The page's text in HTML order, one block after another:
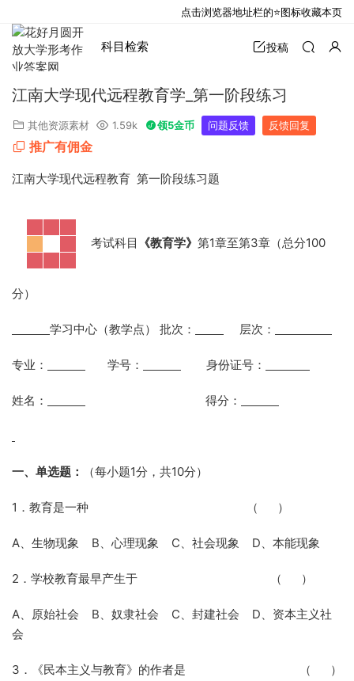
科目检索 投稿
江南大学现代远程教育学_第一阶段练习
其他资源素材 1.59k 领5金币 问题反馈 反馈回复
推广有佣金
江南大学现代远程教育 第一阶段练习题
考试科目 《教育学》 第1章至第3章（总分100
分）
学习中心（教学点） 批次： 层次：
专业： 学号： 身份证号：
姓名： 得分：
一、单选题： （每小题1分，共10分）
1．教育是一种 （ ）
A、生物现象 B、心理现象 C、社会现象 D、本能现象
2．学校教育最早产生于 （ ）
A、原始社会 B、奴隶社会 C、封建社会 D、资本主义社
会
3．《民本主义与教育》的作者是 （ ）
点击浏览器地址栏的⭐图标收藏本页